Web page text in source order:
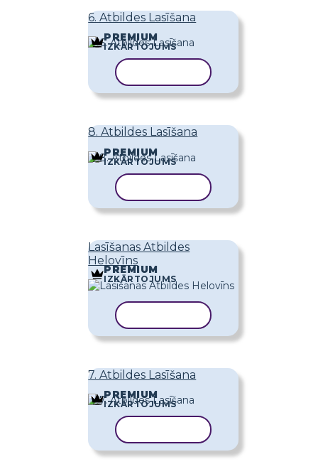
6. Atbildes Lasīšana
PREMIUM
IZKĀRTOJUMS
8. Atbildes Lasīšana
PREMIUM
IZKĀRTOJUMS
Lasīšanas Atbildes
Helovīns
PREMIUM
IZKĀRTOJUMS
7. Atbildes Lasīšana
PREMIUM
IZKĀRTOJUMS